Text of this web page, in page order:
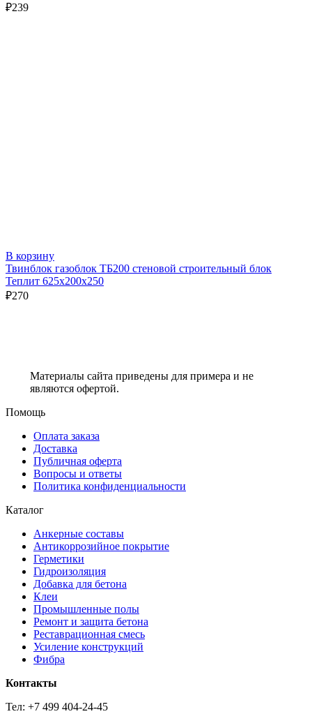
₽239
В корзину
Твинблок газоблок ТБ200 стеновой строительный блок
Теплит 625х200х250
₽270
Материалы сайта приведены для примера и не
являются офертой.
Помощь
Оплата заказа
Доставка
Публичная оферта
Вопросы и ответы
Политика конфиденциальности
Каталог
Анкерные составы
Антикоррозийное покрытие
Герметики
Гидроизоляция
Добавка для бетона
Клеи
Промышленные полы
Ремонт и защита бетона
Реставрационная смесь
Усиление конструкций
Фибра
Контакты
Тел: +7 499 404-24-45